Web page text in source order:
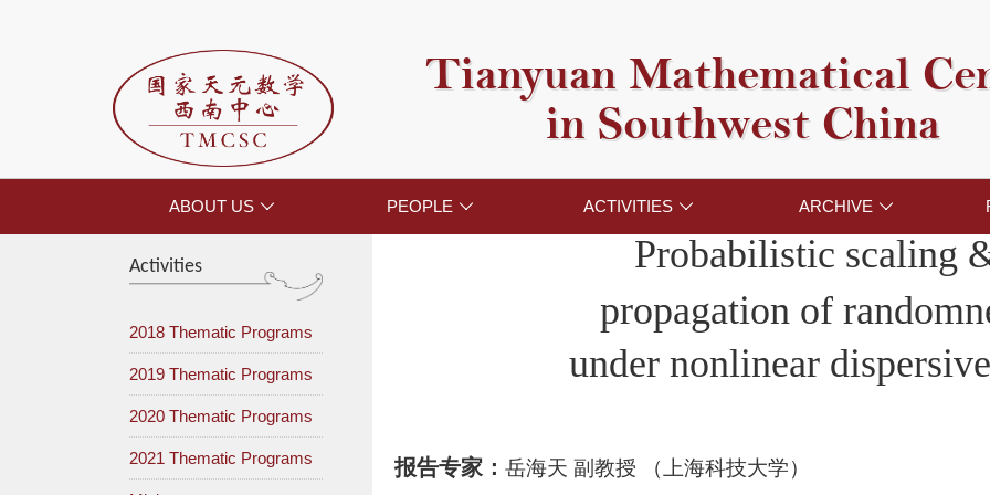
Tianyuan Mathematical
in Southwest China
ABOUT US  PEOPLE  ACTIVITIES  ARCHIVE 
Activities
2018 Thematic Programs
2019 Thematic Programs
2020 Thematic Programs
2021 Thematic Programs
Probabilistic scaling
propagation of
under nonlinear
报告专家： 岳海天 副教授 （上海科技大学）